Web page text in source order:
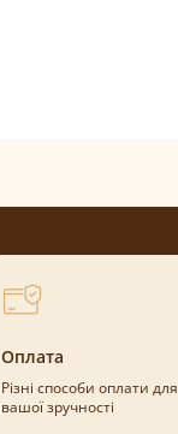
Оплата
Різні способи оплати для
вашої зручності